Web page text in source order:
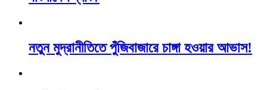
নতুন মুদ্রানীতিতে পুঁজিবাজারে চাঙ্গা হওয়ার আভাস!